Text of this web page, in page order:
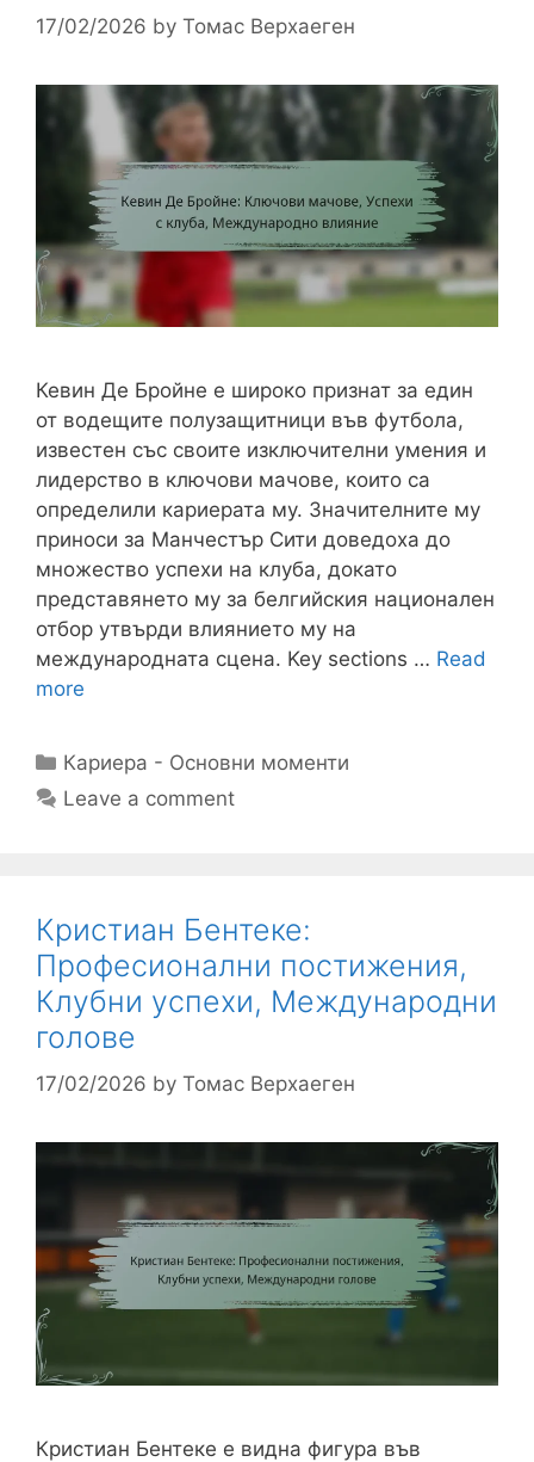
17/02/2026 by Томас Верхаеген
Кевин Де Бройне е широко признат за един
от водещите полузащитници във футбола,
известен със своите изключителни умения и
лидерство в ключови мачове, които са
определили кариерата му. Значителните му
приноси за Манчестър Сити доведоха до
множество успехи на клуба, докато
представянето му за белгийския национален
отбор утвърди влиянието му на
международната сцена. Key sections … Read
more
Categories
Кариера - Основни моменти
Leave a comment
Кристиан Бентеке:
Професионални постижения,
Клубни успехи, Международни
голове
17/02/2026 by Томас Верхаеген
Кристиан Бентеке е видна фигура във